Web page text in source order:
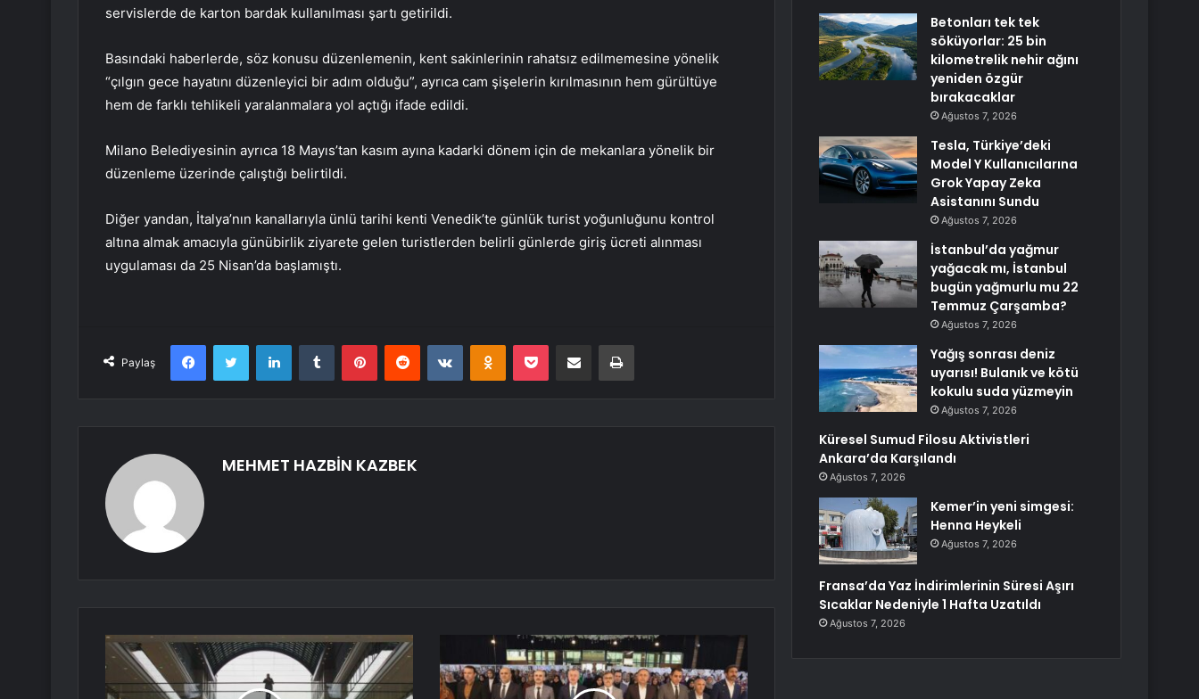
servislerde de karton bardak kullanılması şartı getirildi.
Basındaki haberlerde, söz konusu düzenlemenin, kent sakinlerinin rahatsız edilmemesine yönelik
“çılgın gece hayatını düzenleyici bir adım olduğu”, ayrıca cam şişelerin kırılmasının hem gürültüye
hem de farklı tehlikeli yaralanmalara yol açtığı ifade edildi.
Milano Belediyesinin ayrıca 18 Mayıs’tan kasım ayına kadarki dönem için de mekanlara yönelik bir
düzenleme üzerinde çalıştığı belirtildi.
Diğer yandan, İtalya’nın kanallarıyla ünlü tarihi kenti Venedik’te günlük turist yoğunluğunu kontrol
altına almak amacıyla günübirlik ziyarete gelen turistlerden belirli günlerde giriş ücreti alınması
uygulaması da 25 Nisan’da başlamıştı.
Paylaş
FacebookTwitter LinkedInTumblr PinterestReddit VKontakteOdnoklassniki
Pocket E-Posta ile paylaş Yazdır
MEHMET HAZBİN KAZBEK
Betonları tek tek
söküyorlar: 25 bin
kilometrelik nehir ağını
yeniden özgür
bırakacaklar
Ağustos 7, 2026
Tesla, Türkiye’deki
Model Y Kullanıcılarına
Grok Yapay Zeka
Asistanını Sundu
Ağustos 7, 2026
İstanbul’da yağmur
yağacak mı, İstanbul
bugün yağmurlu mu 22
Temmuz Çarşamba?
Ağustos 7, 2026
Yağış sonrası deniz
uyarısı! Bulanık ve kötü
kokulu suda yüzmeyin
Ağustos 7, 2026
Küresel Sumud Filosu Aktivistleri
Ankara’da Karşılandı
Ağustos 7, 2026
Kemer’in yeni simgesi:
Henna Heykeli
Ağustos 7, 2026
Fransa’da Yaz İndirimlerinin Süresi Aşırı
Sıcaklar Nedeniyle 1 Hafta Uzatıldı
Ağustos 7, 2026